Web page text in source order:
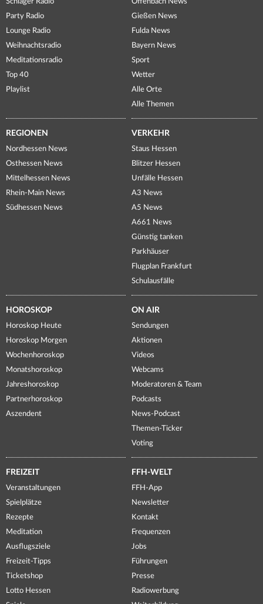
Party Radio
Lounge Radio
Weihnachtsradio
Meditationsradio
Top 40
Playlist
Gießen News
Fulda News
Bayern News
Sport
Wetter
Alle Orte
Alle Themen
REGIONEN
Nordhessen News
Osthessen News
Mittelhessen News
Rhein-Main News
Südhessen News
VERKEHR
Staus Hessen
Blitzer Hessen
Unfälle Hessen
A3 News
A5 News
A661 News
Günstig tanken
Parkhäuser
Flugplan Frankfurt
Schulausfälle
HOROSKOP
Horoskop Heute
Horoskop Morgen
Wochenhoroskop
Monatshoroskop
Jahreshoroskop
Partnerhoroskop
Aszendent
ON AIR
Sendungen
Aktionen
Videos
Webcams
Moderatoren & Team
Podcasts
News-Podcast
Themen-Ticker
Voting
FREIZEIT
Veranstaltungen
Spielplätze
Rezepte
Meditation
Ausflugsziele
Freizeit-Tipps
Ticketshop
Lotto Hessen
FFH-WELT
FFH-App
Newsletter
Kontakt
Frequenzen
Jobs
Führungen
Presse
Radiowerbung